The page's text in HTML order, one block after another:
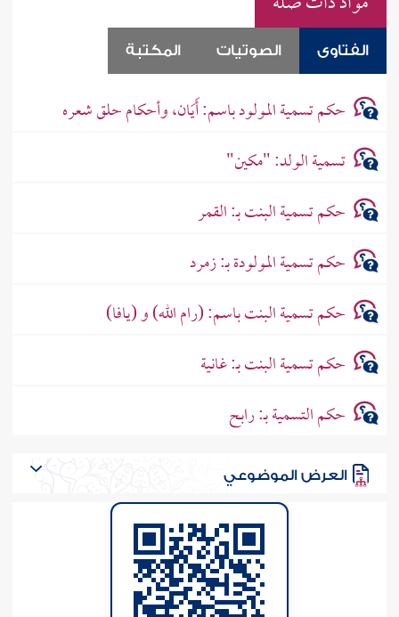
الفتاوى الصوتيات المكتبة
حكم تسمية المولود باسم: أَيَان، وأحكام حلق شعره
تسمية الولد: "مكين"
حكم تسمية البنت بـ: القمر
حكم تسمية المولودة بـ: زمرد
حكم تسمية البنت باسم: (رام الله) و (يافا)
حكم تسمية البنت بـ: غانية
حكم التسمية بـ: رابح
العرض الموضوعي